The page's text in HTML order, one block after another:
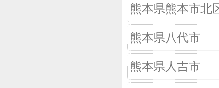
熊本県熊本市北
熊本県八代市
熊本県人吉市